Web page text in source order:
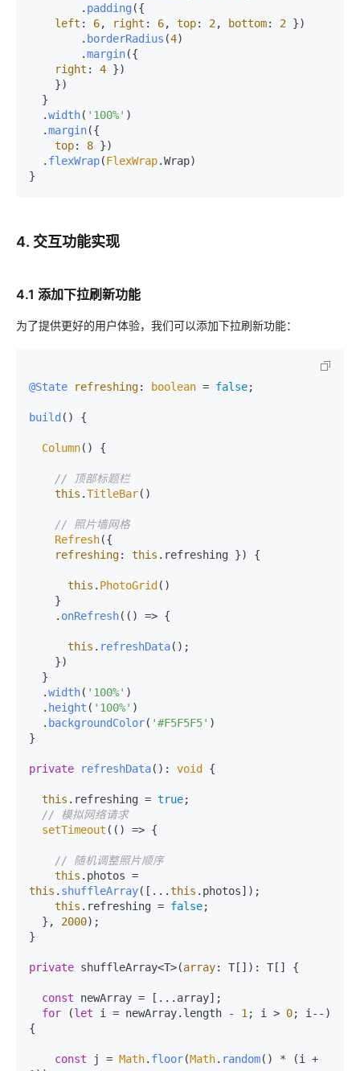
        .
padding ({
left : 6, right : 6, top: 2, bottom: 2 })
        .
borderRadius (4)
        .
margin({
right : 4 })
  .
width( '100%' )
  .
margin({
top: 8 })
  .
flexWrap(FlexWrap.Wrap)
4. 交互功能实现
4.1 添加下拉刷新功能
为了提供更好的用户体验，我们可以添加下拉刷新功能：
@State refreshing: boolean = false;
build ( ) {
Column() {
// 顶部标题栏
this .TitleBar()
// 照片墙网格
Refresh({
refreshing: this . refreshing }) {
this . PhotoGrid()
    .
onRefresh( () => {
this . refreshData();
  .
width( '100%' )
  .
height ( '100%' )
  .
backgroundColor( '#F5F5F5' )
}
private refreshData(): void {
this . refreshing = true;
// 模拟网络请求
setTimeout ( () => {
// 随机调整照片顺序
this . photos
this . shuffleArray([...this . photos]);
this . refreshing = false;
  },
2000);
}
private shuffleArray<T>(array: T[]): T[] {
const newArray = [...array];
for (let i = newArray. length - 1 ; i > 0; i--)
{
const j = Math. floor(Math. random